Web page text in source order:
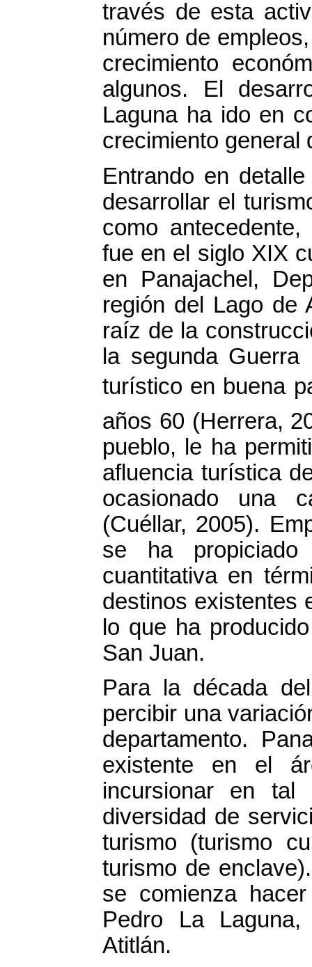
través de esta
número de
crecimiento
algunos. El
Laguna ha ido en
crecimiento general
Entrando en
desarrollar el
como
fue en el siglo XIX
en Panajachel,
región del Lago de
raíz de la
la segunda
turístico en buena
años 60 (Herrera,
pueblo, le ha
afluencia turística
ocasionado una
(Cuéllar, 2005).
se ha propiciado
cuantitativa en
destinos existentes
lo que ha
San Juan.
Para la década
percibir una
departamento.
existente en el
incursionar en tal
diversidad de
turismo (turismo
turismo de
se comienza
Pedro La
Atitlán.